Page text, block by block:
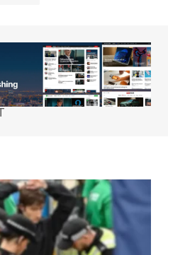
electrónico no será
obligatorios están